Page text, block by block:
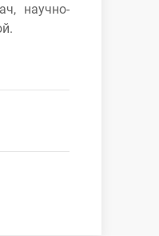
научно-